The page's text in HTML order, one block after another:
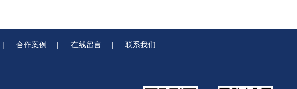
| 合作案例 | 在线留言 | 联系我们